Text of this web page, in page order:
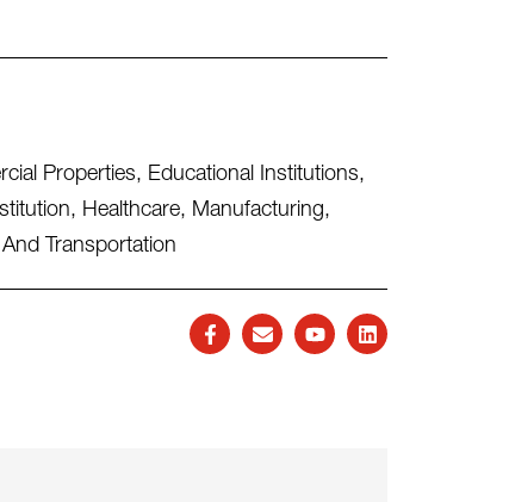
Properties, Educational Institutions,
, Healthcare, Manufacturing,
Transportation